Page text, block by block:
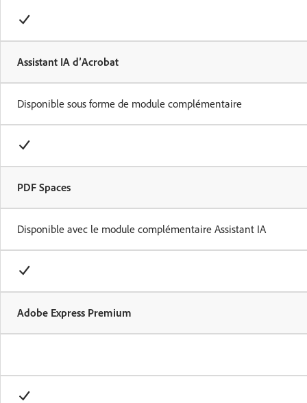
Assistant IA d’Acrobat
Disponible sous forme de module complémentaire
PDF Spaces
Disponible avec le module complémentaire Assistant IA
Adobe Express Premium